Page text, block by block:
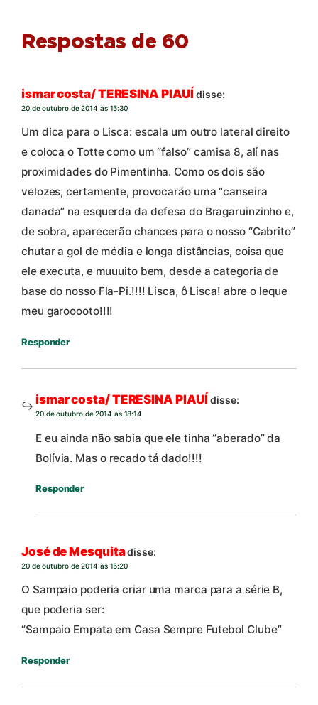
Respostas de 60
ismar costa/ TERESINA PIAUÍdisse:
20 de outubro de 2014 às 15:30
Um dica para o Lisca: escala um outro lateral direito
e coloca o Totte como um “falso” camisa 8, alí nas
proximidades do Pimentinha. Como os dois são
velozes, certamente, provocarão uma “canseira
danada” na esquerda da defesa do Bragaruinzinho e,
de sobra, aparecerão chances para o nosso “Cabrito”
chutar a gol de média e longa distâncias, coisa que
ele executa, e muuuito bem, desde a categoria de
base do nosso Fla-Pi.!!!! Lisca, ô Lisca! abre o leque
meu garooooto!!!!
Responder
ismar costa/ TERESINA PIAUÍdisse:
20 de outubro de 2014 às 18:14
E eu ainda não sabia que ele tinha “aberado” da
Bolívia. Mas o recado tá dado!!!!
Responder
José de Mesquitadisse:
20 de outubro de 2014 às 15:20
O Sampaio poderia criar uma marca para a série B,
que poderia ser:
“Sampaio Empata em Casa Sempre Futebol Clube”
Responder